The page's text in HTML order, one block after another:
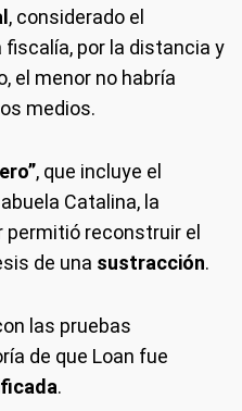
, considerado el
por la distancia y
el menor no habría
medios.
, que incluye el
Catalina, la
reconstruir el
de una sustracción.
las pruebas
de que Loan fue
.